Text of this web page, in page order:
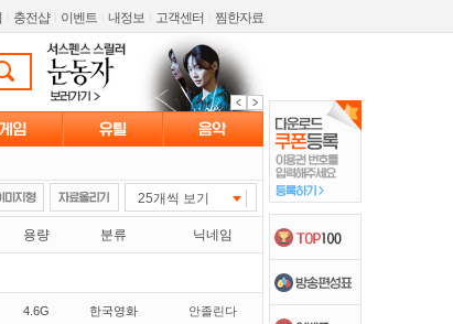
충전샵 이벤트 내정보 고객센터 찜한자료
25개씩 보기
용량 분류 닉네임
4.6G 한국영화 안졸린다